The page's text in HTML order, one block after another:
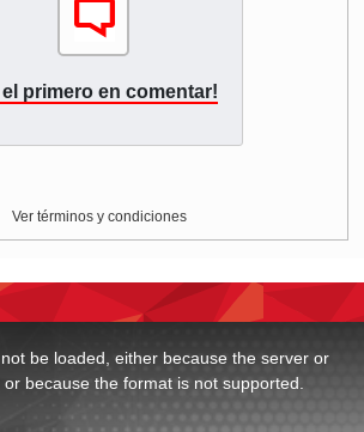
el primero en comentar!
Ver términos y condiciones
be loaded, either because the server or
because the format is not supported.